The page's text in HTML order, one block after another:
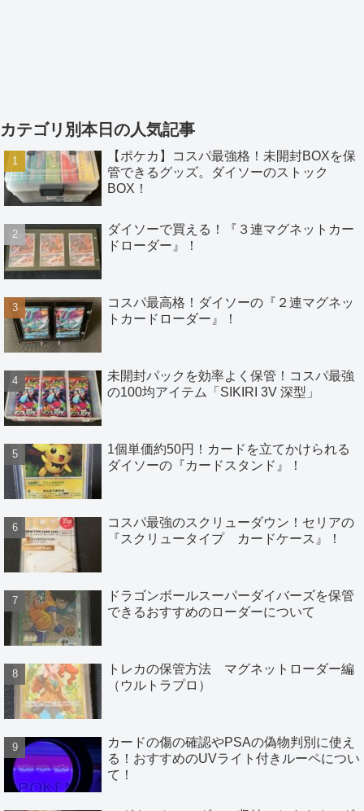
カテゴリ別本日の人気記事
【ポケカ】コスパ最強格！未開封BOXを保
管できるグッズ。ダイソーのストック
BOX！
ダイソーで買える！『３連マグネットカー
ドローダー』！
コスパ最高格！ダイソーの『２連マグネッ
トカードローダー』！
未開封パックを効率よく保管！コスパ最強
の100均アイテム「SIKIRI 3V 深型」
1個単価約50円！カードを立てかけられる
ダイソーの『カードスタンド』！
コスパ最強のスクリューダウン！セリアの
『スクリュータイプ カードケース』！
ドラゴンボールスーパーダイバーズを保管
できるおすすめのローダーについて
トレカの保管方法 マグネットローダー編
（ウルトラプロ）
カードの傷の確認やPSAの偽物判別に使え
る！おすすめのUVライト付きルーペについ
て！